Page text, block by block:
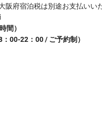
阪府宿泊税は別途お支払いい
間）
00-22：00 / ご予約制）